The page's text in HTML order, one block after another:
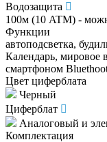
Водозащита
100м (10 ATM) -
Функции
автоподсветка,
Календарь, мировое
смартфоном
Цвет циферблата
Черный
Циферблат
Аналоговый и
Комплектация